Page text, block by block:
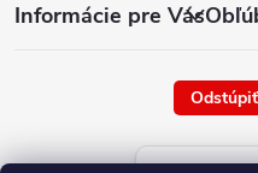
Informácie pre Vás